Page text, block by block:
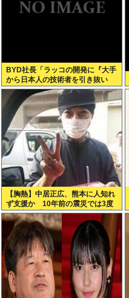
BYD社長「ラッコの開発に『大手
から日本人の技術者を引き抜い
た』って噂は嘘。開発チームに日
本人は0人です」
【胸熱】中居正広、熊本に人知れ
ず支援か 10年前の震災では3度
現地入り「誰にも知られなくて良
い」